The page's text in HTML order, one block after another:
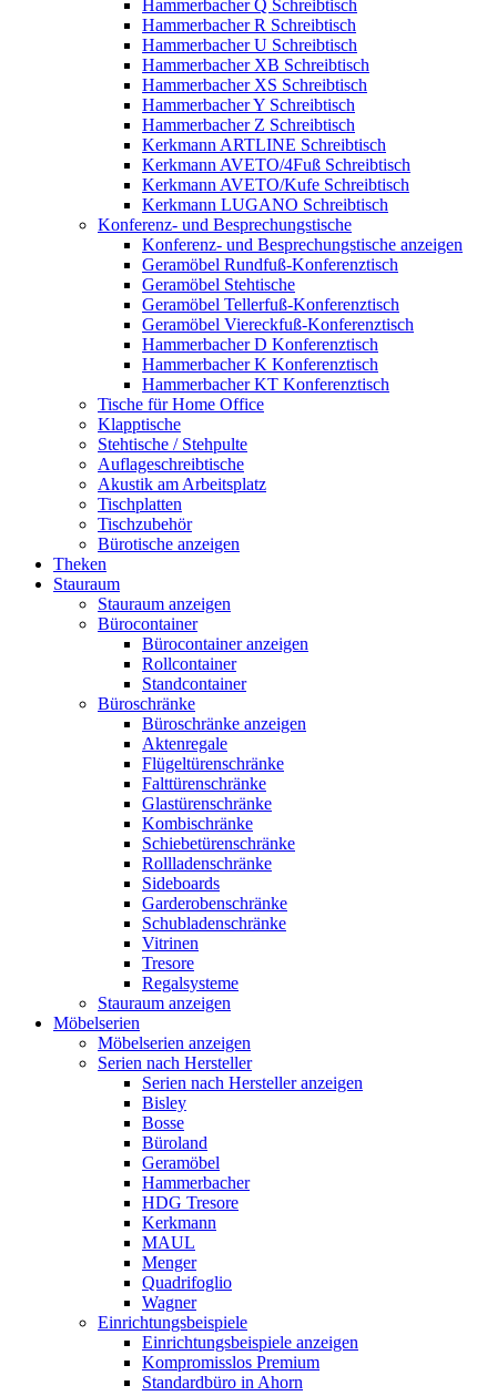
Hammerbacher Q Schreibtisch
Hammerbacher R Schreibtisch
Hammerbacher U Schreibtisch
Hammerbacher XB Schreibtisch
Hammerbacher XS Schreibtisch
Hammerbacher Y Schreibtisch
Hammerbacher Z Schreibtisch
Kerkmann ARTLINE Schreibtisch
Kerkmann AVETO/4Fuß Schreibtisch
Kerkmann AVETO/Kufe Schreibtisch
Kerkmann LUGANO Schreibtisch
Konferenz- und Besprechungstische
Konferenz- und Besprechungstische anzeigen
Geramöbel Rundfuß-Konferenztisch
Geramöbel Stehtische
Geramöbel Tellerfuß-Konferenztisch
Geramöbel Viereckfuß-Konferenztisch
Hammerbacher D Konferenztisch
Hammerbacher K Konferenztisch
Hammerbacher KT Konferenztisch
Tische für Home Office
Klapptische
Stehtische / Stehpulte
Auflageschreibtische
Akustik am Arbeitsplatz
Tischplatten
Tischzubehör
Bürotische anzeigen
Theken
Stauraum
Stauraum anzeigen
Bürocontainer
Bürocontainer anzeigen
Rollcontainer
Standcontainer
Büroschränke
Büroschränke anzeigen
Aktenregale
Flügeltürenschränke
Falttürenschränke
Glastürenschränke
Kombischränke
Schiebetürenschränke
Rollladenschränke
Sideboards
Garderobenschränke
Schubladenschränke
Vitrinen
Tresore
Regalsysteme
Stauraum anzeigen
Möbelserien
Möbelserien anzeigen
Serien nach Hersteller
Serien nach Hersteller anzeigen
Bisley
Bosse
Büroland
Geramöbel
Hammerbacher
HDG Tresore
Kerkmann
MAUL
Menger
Quadrifoglio
Wagner
Einrichtungsbeispiele
Einrichtungsbeispiele anzeigen
Kompromisslos Premium
Standardbüro in Ahorn